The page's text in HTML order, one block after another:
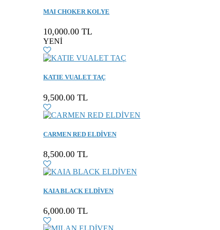
MAI CHOKER KOLYE
10,000.00 TL
YENİ
KATIE VUALET TAÇ
9,500.00 TL
CARMEN RED ELDİVEN
8,500.00 TL
KAIA BLACK ELDİVEN
6,000.00 TL